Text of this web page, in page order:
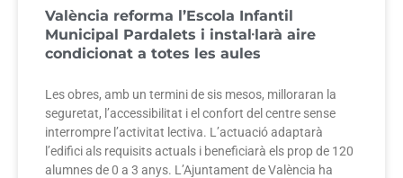
València reforma l’Escola Infantil
Municipal Pardalets i instal·larà aire
condicionat a totes les aules
Les obres, amb un termini de sis mesos, milloraran la
seguretat, l’accessibilitat i el confort del centre sense
interrompre l’activitat lectiva. L’actuació adaptarà
l’edifici als requisits actuals i beneficiarà els prop de 120
alumnes de 0 a 3 anys. L’Ajuntament de València ha